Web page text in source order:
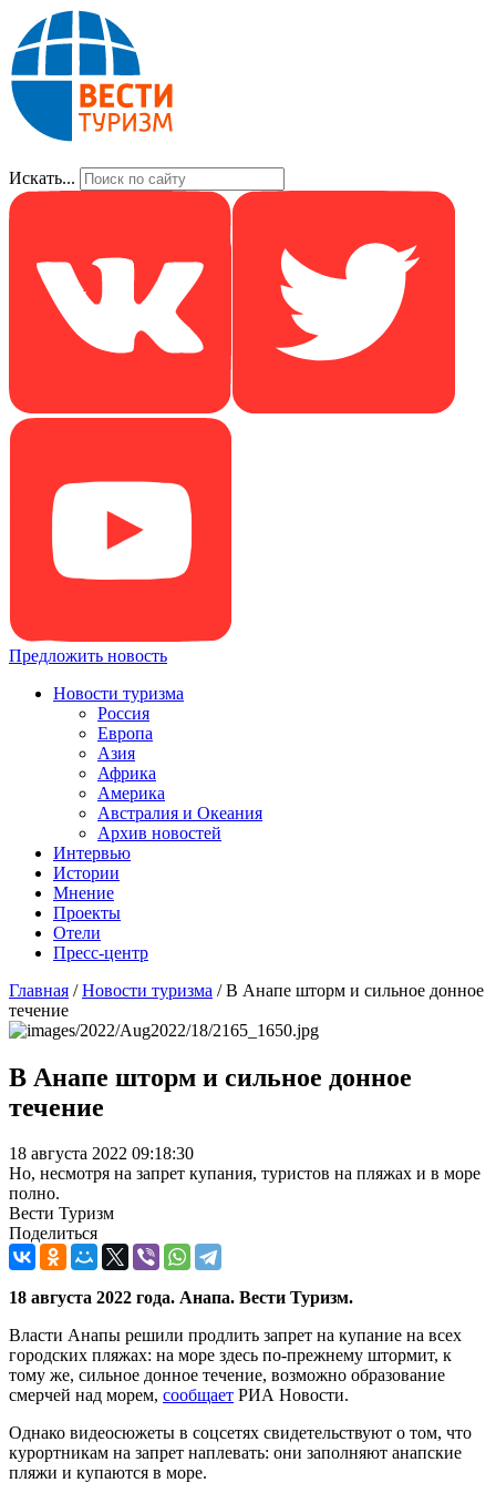
Искать...
Предложить новость
Новости туризма
Россия
Европа
Азия
Африка
Америка
Австралия и Океания
Архив новостей
Интервью
Истории
Мнение
Проекты
Отели
Пресс-центр
Главная /Новости туризма /В Анапе шторм и сильное донное
течение
В Анапе шторм и сильное донное
течение
18 августа 2022 09:18:30
Но, несмотря на запрет купания, туристов на пляжах и в море
полно.
Вести Туризм
Поделиться
18 августа 2022 года. Анапа. Вести Туризм.
Власти Анапы решили продлить запрет на купание на всех
городских пляжах: на море здесь по-прежнему штормит, к
тому же, сильное донное течение, возможно образование
смерчей над морем, сообщает РИА Новости.
Однако видеосюжеты в соцсетях свидетельствуют о том, что
курортникам на запрет наплевать: они заполняют анапские
пляжи и купаются в море.